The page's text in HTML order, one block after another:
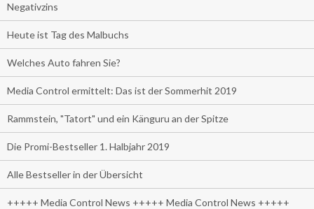
Negativzins
Heute ist Tag des Malbuchs
Welches Auto fahren Sie?
Media Control ermittelt: Das ist der Sommerhit 2019
Rammstein, "Tatort" und ein Känguru an der Spitze
Die Promi-Bestseller 1. Halbjahr 2019
Alle Bestseller in der Übersicht
+++++ Media Control News +++++ Media Control News +++++